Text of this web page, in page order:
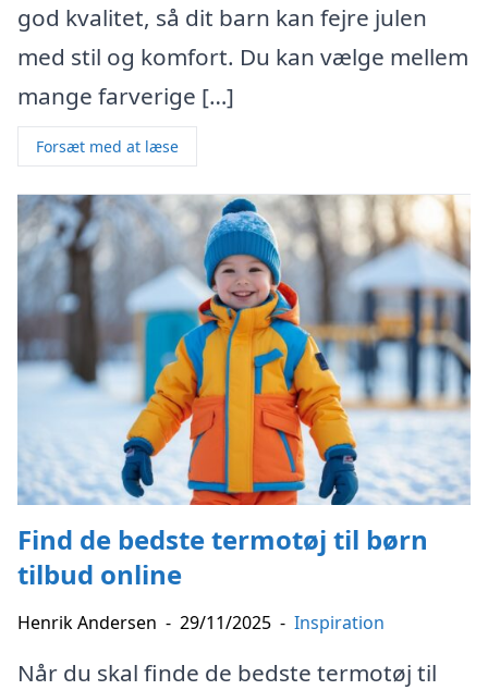
god kvalitet, så dit barn kan fejre julen
med stil og komfort. Du kan vælge mellem
mange farverige […]
Forsæt med at læse
Find de bedste termotøj til børn
tilbud online
Henrik Andersen - 29/11/2025 - Inspiration
Når du skal finde de bedste termotøj til